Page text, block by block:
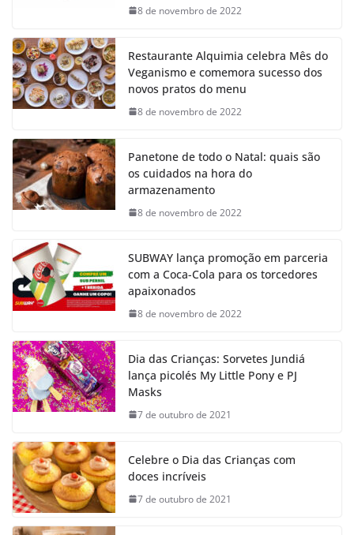
8 de novembro de 2022
Restaurante Alquimia celebra Mês do
Veganismo e comemora sucesso dos
novos pratos do menu
8 de novembro de 2022
Panetone de todo o Natal: quais são
os cuidados na hora do
armazenamento
8 de novembro de 2022
SUBWAY lança promoção em parceria
com a Coca-Cola para os torcedores
apaixonados
8 de novembro de 2022
Dia das Crianças: Sorvetes Jundiá
lança picolés My Little Pony e PJ
Masks
7 de outubro de 2021
Celebre o Dia das Crianças com
doces incríveis
7 de outubro de 2021